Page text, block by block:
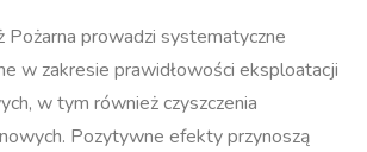
prowadzi systematyczne
w zakresie prawidłowości eksploatacji
w tym również czyszczenia
Pozytywne efekty przynoszą